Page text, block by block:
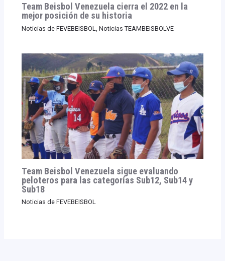
Team Beisbol Venezuela cierra el 2022 en la
mejor posición de su historia
Noticias de FEVEBEISBOL Noticias TEAMBEISBOLVE
Team Beisbol Venezuela sigue evaluando
peloteros para las categorías Sub12, Sub14 y
Sub18
Noticias de FEVEBEISBOL